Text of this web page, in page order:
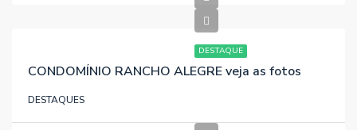
DESTAQUE
CONDOMÍNIO RANCHO ALEGRE veja as fotos
DESTAQUES